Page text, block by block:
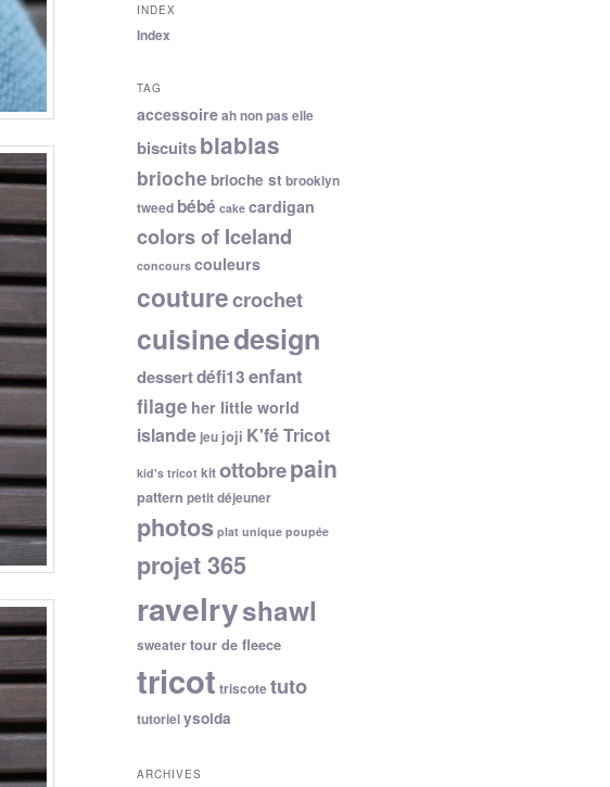
INDEX
Index
TAG
accessoireah non pas elle
biscuitsblablas
brioche brioche st brooklyn
tweed bébé cake cardigan
colors of Iceland
concours couleurs
couturecrochet
cuisinedesign
dessertdéfi13enfant
filage her little world
islande jeu joji K'fé Tricot
kid's tricot kitottobrepain
pattern petit déjeuner
photos plat unique poupée
projet 365
ravelryshawl
sweatertour de fleece
tricot triscote tuto
tutorielysolda
ARCHIVES